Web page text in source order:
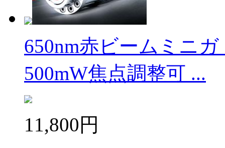
650nm赤ビームミニ
500mW焦点調整可 ...
11,800円